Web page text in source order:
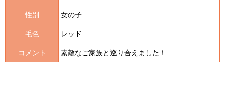
性別 女の子
毛色 レッド
コメント 素敵なご家族と巡り合えました！